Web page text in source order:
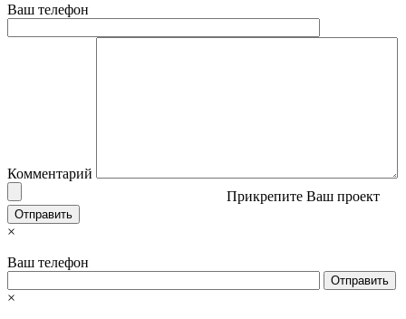
Ваш телефон
Комментарий
Прикрепите Ваш проект
×
Ваш телефон
×